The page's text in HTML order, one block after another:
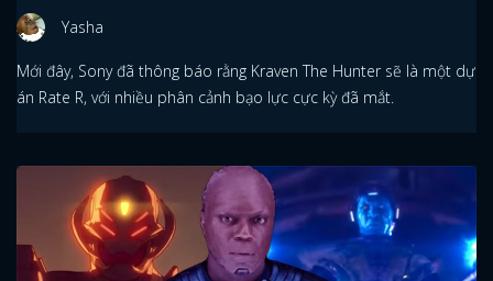
Yasha
Mới đây, Sony đã thông báo rằng Kraven The Hunter sẽ là một dự
án Rate R, với nhiều phân cảnh bạo lực cực kỳ đã mắt.